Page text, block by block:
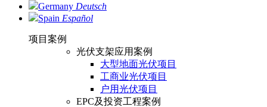
Germany Deutsch
Spain Español
项目案例
光伏支架应用案例
大型地面光伏项目
工商业光伏项目
户用光伏项目
EPC及投资工程案例